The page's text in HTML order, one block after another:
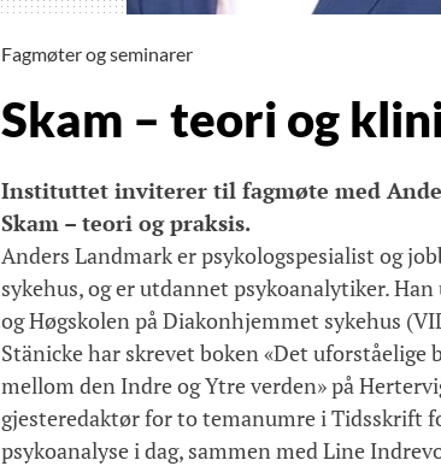
Fagmøter og seminarer
Skam – teori og
Instituttet inviterer til fagmøte med
Skam – teori og praksis.
Anders Landmark er psykologspesialist og
sykehus, og er utdannet psykoanalytiker.
og Høgskolen på Diakonhjemmet sykehus
Stänicke har skrevet boken «Det uforståelige
mellom den Indre og Ytre verden» på
gjesteredaktør for to temanumre i Tidsskrift
psykoanalyse i dag, sammen med Line